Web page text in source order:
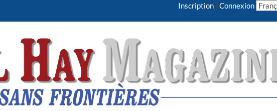
Inscription | Connexion